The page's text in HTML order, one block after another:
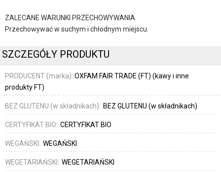
ZALECANE WARUNKI PRZECHOWYWANIA
Przechowywać w suchym i chłodnym miejscu.
SZCZEGÓŁY PRODUKTU
PRODUCENT (marka): OXFAM FAIR TRADE (FT) (kawy i inne
produkty FT)
BEZ GLUTENU (w składnikach): BEZ GLUTENU (w składnikach)
CERTYFIKAT BIO: CERTYFIKAT BIO
WEGAŃSKI: WEGAŃSKI
WEGETARIAŃSKI: WEGETARIAŃSKI